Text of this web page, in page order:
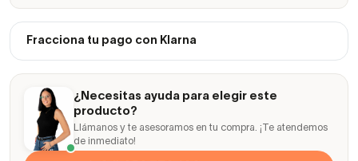
Fracciona tu pago con Klarna
¿Necesitas ayuda para elegir este
producto?
Llámanos y te asesoramos en tu compra. ¡Te atendemos
de inmediato!